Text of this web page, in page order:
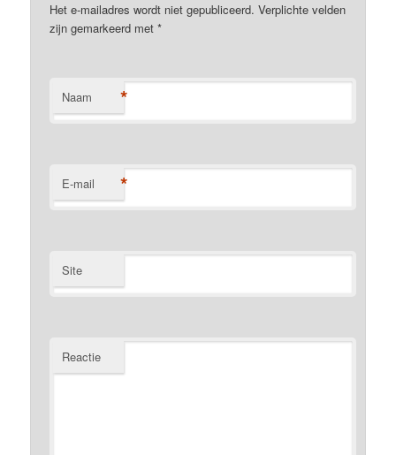
Het e-mailadres wordt niet gepubliceerd. Verplichte velden
zijn gemarkeerd met*
Naam *
E-mail *
Site
Reactie